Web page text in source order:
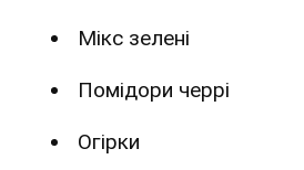
Мікс зелені
Помідори черрі
Огірки